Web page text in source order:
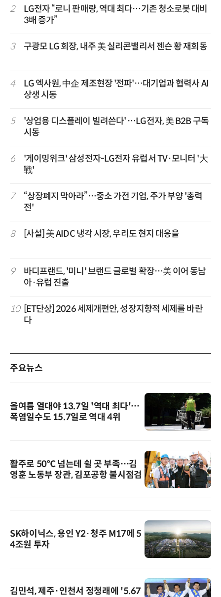
2
LG전자 “로니 판매량, 역대 최다…기존 청소로봇 대비
3배 증가”
3 구광모 LG 회장, 내주 美 실리콘밸리서 젠슨 황 재회동
4
LG 엑사원, 中企 제조현장 '전파'…대기업과 협력사 AI
상생 시동
5
'상업용 디스플레이 빌려쓴다' …LG전자, 美 B2B 구독
시동
6
'게이밍위크' 삼성전자-LG전자 유럽서 TV·모니터 '大
戰'
7
“상장폐지 막아라”…중소 가전 기업, 주가 부양 '총력
전'
8 [사설] 美 AIDC 냉각 시장, 우리도 현지 대응을
9
바디프랜드, '미니' 브랜드 글로벌 확장…美 이어 동남
아·유럽 진출
10
[ET단상] 2026 세제개편안, 성장지향적 세제를 바란
다
주요뉴스
올여름 열대야 13.7일 '역대 최다'…
폭염일수도 15.7일로 역대 4위
활주로 50℃ 넘는데 쉴 곳 부족…김
영훈 노동부 장관, 김포공항 불시점검
SK하이닉스, 용인 Y2·청주 M17에 5
4조원 투자
김민석, 제주·인천서 정청래에 '5.67